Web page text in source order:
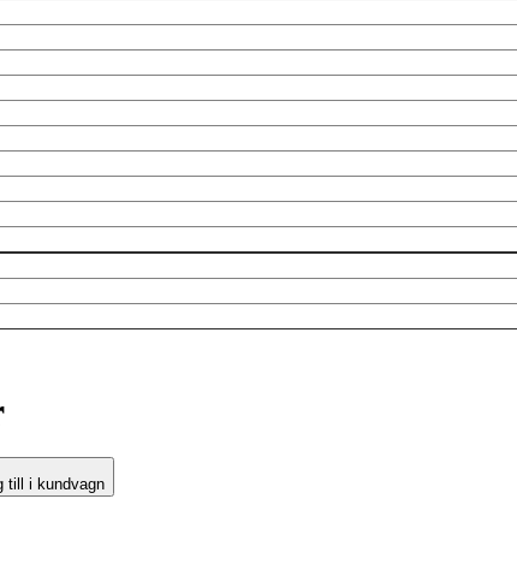
till i kundvagn